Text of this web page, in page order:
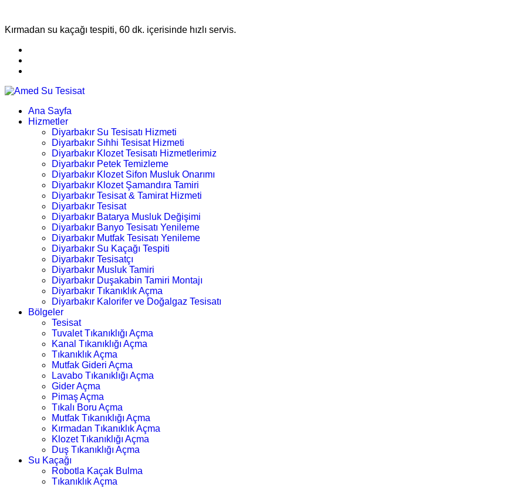
Kırmadan su kaçağı tespiti, 60 dk. içerisinde hızlı servis.
Ana Sayfa
Hizmetler
Diyarbakır Su Tesisatı Hizmeti
Diyarbakır Sıhhi Tesisat Hizmeti
Diyarbakır Klozet Tesisatı Hizmetlerimiz
Diyarbakır Petek Temizleme
Diyarbakır Klozet Sifon Musluk Onarımı
Diyarbakır Klozet Şamandıra Tamiri
Diyarbakır Tesisat & Tamirat Hizmeti
Diyarbakır Tesisat
Diyarbakır Batarya Musluk Değişimi
Diyarbakır Banyo Tesisatı Yenileme
Diyarbakır Mutfak Tesisatı Yenileme
Diyarbakır Su Kaçağı Tespiti
Diyarbakır Tesisatçı
Diyarbakır Musluk Tamiri
Diyarbakır Duşakabin Tamiri Montajı
Diyarbakır Tıkanıklık Açma
Diyarbakır Kalorifer ve Doğalgaz Tesisatı
Bölgeler
Tesisat
Tuvalet Tıkanıklığı Açma
Kanal Tıkanıklığı Açma
Tıkanıklık Açma
Mutfak Gideri Açma
Lavabo Tıkanıklığı Açma
Gider Açma
Pimaş Açma
Tıkalı Boru Açma
Mutfak Tıkanıklığı Açma
Kırmadan Tıkanıklık Açma
Klozet Tıkanıklığı Açma
Duş Tıkanıklığı Açma
Su Kaçağı
Robotla Kaçak Bulma
Tıkanıklık Açma